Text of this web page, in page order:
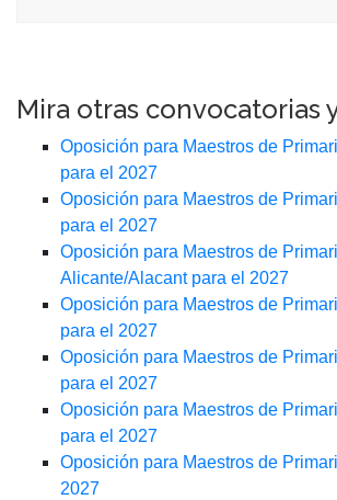
Mira otras convocatorias
Oposición para Maestros de
para el 2027
Oposición para Maestros de
para el 2027
Oposición para Maestros de
Alicante/Alacant para el 2027
Oposición para Maestros de
para el 2027
Oposición para Maestros de
para el 2027
Oposición para Maestros de
para el 2027
Oposición para Maestros de
2027